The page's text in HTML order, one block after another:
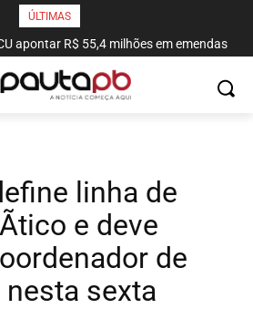
ÚLTIMAS
apontar R$ 55,4 milhões em emendas
suspeitas
linha de
e deve
de
sexta